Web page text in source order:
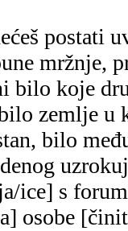
postati
mržnje,
bilo koje
zemlje
bilo
ice] s
osobe